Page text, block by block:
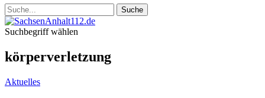
Suchbegriff wählen
körperverletzung
Aktuelles